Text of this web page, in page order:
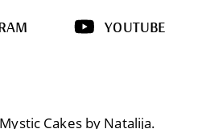
YOUTUBE
Cakes by Natalija.